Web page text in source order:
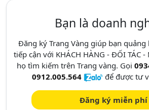
Bạn là doanh
Đăng ký Trang Vàng giúp bạn quảng
tiếp cận với KHÁCH HÀNG - ĐỐI TÁC
họ tìm kiếm trên Trang vàng. Gọi
0912.005.564
để được tư
Đăng ký miễn phí